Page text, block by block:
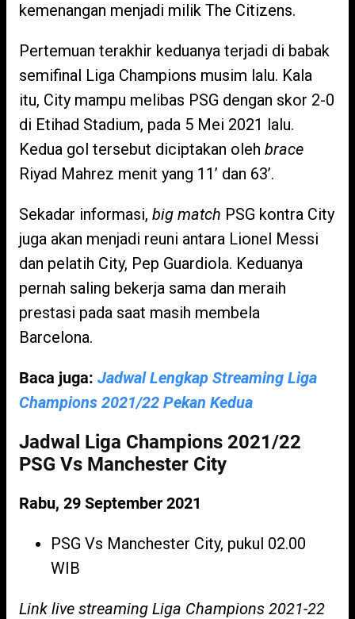
kemenangan menjadi milik The Citizens.
Pertemuan terakhir keduanya terjadi di babak
semifinal Liga Champions musim lalu. Kala
itu, City mampu melibas PSG dengan skor 2-0
di Etihad Stadium, pada 5 Mei 2021 lalu.
Kedua gol tersebut diciptakan oleh brace
Riyad Mahrez menit yang 11’ dan 63’.
Sekadar informasi, big match PSG kontra City
juga akan menjadi reuni antara Lionel Messi
dan pelatih City, Pep Guardiola. Keduanya
pernah saling bekerja sama dan meraih
prestasi pada saat masih membela
Barcelona.
Baca juga: Jadwal Lengkap Streaming Liga
Champions 2021/22 Pekan Kedua
Jadwal Liga Champions 2021/22
PSG Vs Manchester City
Rabu, 29 September 2021
PSG Vs Manchester City, pukul 02.00
WIB
Link live streaming Liga Champions 2021-22